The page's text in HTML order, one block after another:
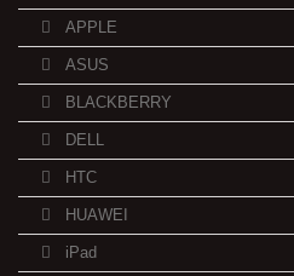
APPLE
ASUS
BLACKBERRY
DELL
HTC
HUAWEI
iPad